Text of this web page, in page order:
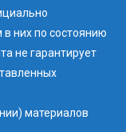
них по состоянию
не гарантирует
материалов